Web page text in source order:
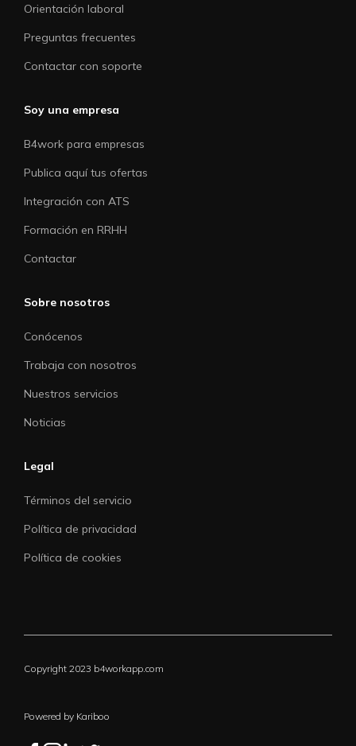
Orientación laboral
Preguntas frecuentes
Contactar con soporte
Soy una empresa
B4work para empresas
Publica aquí tus ofertas
Integración con ATS
Formación en RRHH
Contactar
Sobre nosotros
Conócenos
Trabaja con nosotros
Nuestros servicios
Noticias
Legal
Términos del servicio
Política de privacidad
Política de cookies
Copyright 2023 b4workapp.com
Powered by Kariboo